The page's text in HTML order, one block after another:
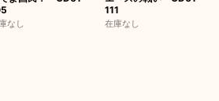
なし
111
在庫なし